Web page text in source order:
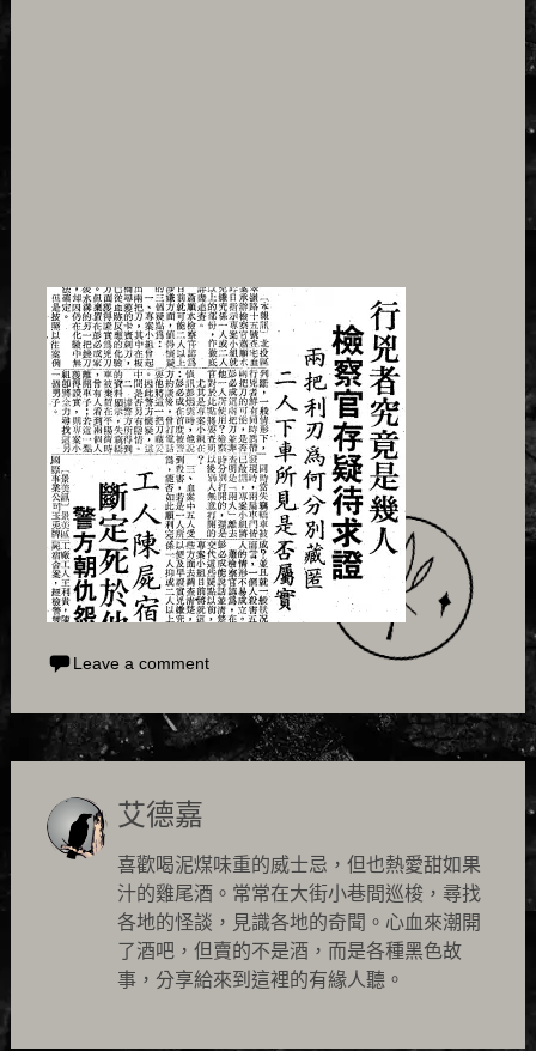
Leave a comment
艾德嘉
喜歡喝泥煤味重的威士忌，但也熱愛甜如果
汁的雞尾酒。常常在大街小巷間巡梭，尋找
各地的怪談，見識各地的奇聞。心血來潮開
了酒吧，但賣的不是酒，而是各種黑色故
事，分享給來到這裡的有緣人聽。